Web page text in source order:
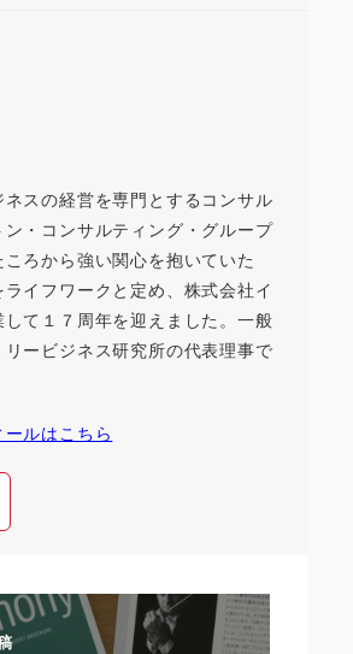
スの経営を専門とするコンサル
ン・コンサルティング・グループ
ろから強い関心を抱いていた
ライフワークと定め、株式会社イ
て１７周年を迎えました。一般
ービジネス研究所の代表理事で
ルはこちら